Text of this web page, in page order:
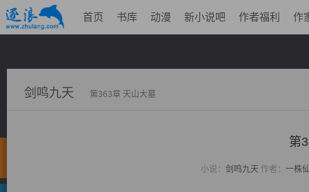
首页 书库 动漫 新小说吧 作者福利 作
剑鸣九天 第363章 天山大墓
第
小说： 剑鸣九天 作者： 一株